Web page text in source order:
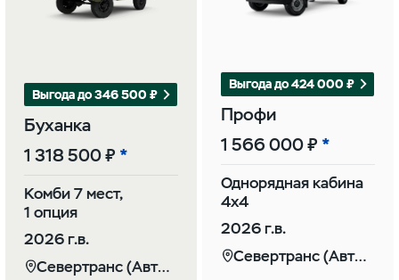
Выгода до 346 500 ₽
Буханка
1 318 500 ₽
Комби 7 мест,
1 опция
2026 г.в.
Севертранс (Автомаркет)
Выгода до 424 000 ₽
Профи
1 566 000 ₽
Однорядная кабина
4х4
2026 г.в.
Севертранс (Автомаркет)